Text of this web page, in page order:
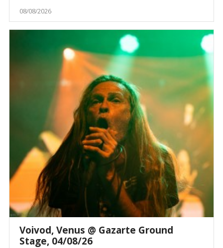
08/08/2026
Voivod, Venus @ Gazarte Ground
Stage, 04/08/26